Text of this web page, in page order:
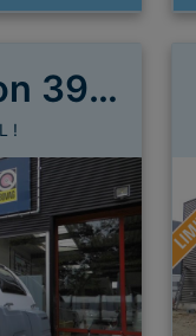
Adria Action 391 LH
!